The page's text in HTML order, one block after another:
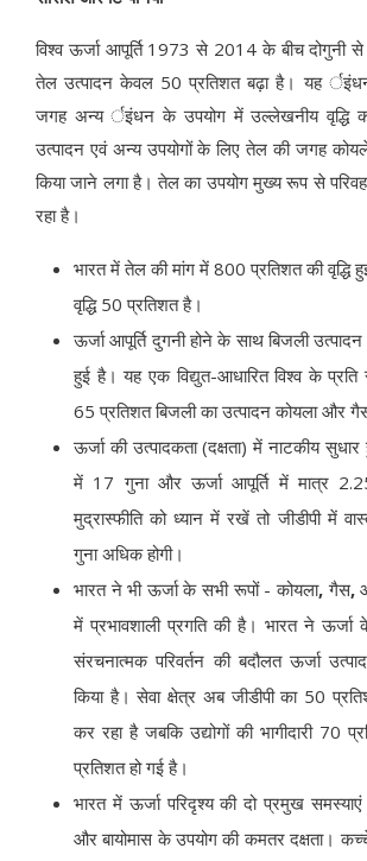
विश्व ऊर्जा आपूर्ति 1973 से 2014 के बीच दोगुनी
तेल उत्पादन केवल 50 प्रतिशत बढ़ा है। यह
जगह अन्य र्इंधन के उपयोग में उल्लेखनीय वृद्धि को
उत्पादन एवं अन्य उपयोगों के लिए तेल की जगह
किया जाने लगा है। तेल का उपयोग मुख्य रूप से परिवहन
रहा है।
भारत में तेल की मांग में 800 प्रतिशत की वृद्धि
वृद्धि 50 प्रतिशत है।
ऊर्जा आपूर्ति दुगनी होने के साथ बिजली
हुई है। यह एक विद्युत-आधारित विश्व के प्रति
65 प्रतिशत बिजली का उत्पादन कोयला और गैस
ऊर्जा की उत्पादकता (दक्षता) में नाटकीय
में 17 गुना और ऊर्जा आपूर्ति में मात्र
मुद्रास्फीति को ध्यान में रखें तो जीडीपी में
गुना अधिक होगी।
भारत ने भी ऊर्जा के सभी रूपों - कोयला,गैस,
में प्रभावशाली प्रगति की है। भारत ने
संरचनात्मक परिवर्तन की बदौलत ऊर्जा
किया है। सेवा क्षेत्र अब जीडीपी का 50
कर रहा है जबकि उद्योगों की भागीदारी 70
प्रतिशत हो गई है।
भारत में ऊर्जा परिदृश्य की दो प्रमुख
और बायोमास के उपयोग की कमतर दक्षता।